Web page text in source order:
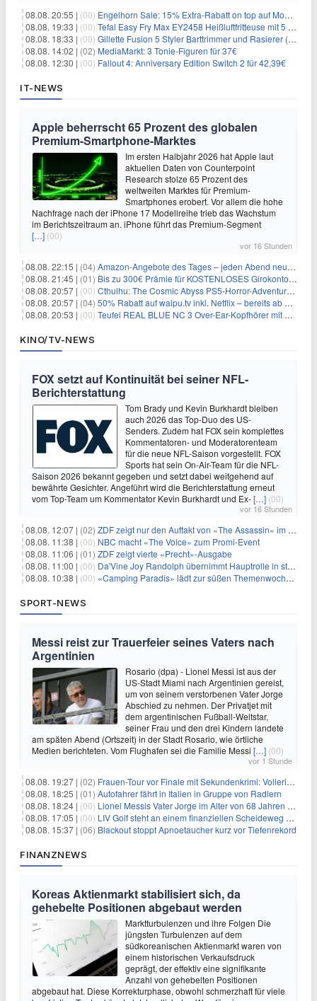
08.08. 20:55 | (00) Engelhorn Sale: 15% Extra-Rabatt on top auf Mode- und Sport-Artikel
08.08. 19:33 | (00) Tefal Easy Fry Max EY2458 Heißluftfritteuse mit 5 Litern für 64,99€
08.08. 18:33 | (00) Gillette Fusion 5 Styler Barttrimmer und Rasierer (All in One) für 16€
08.08. 14:02 | (02) MediaMarkt: 3 Tonie-Figuren für 37€
08.08. 12:30 | (00) Fallout 4: Anniversary Edition Switch 2 für 42,39€
IT-NEWS
Apple beherrscht 65 Prozent des globalen
Premium-Smartphone-Marktes
Im ersten Halbjahr 2026 hat Apple laut
aktuellen Daten von Counterpoint
Research stolze 65 Prozent des
weltweiten Marktes für Premium-
Smartphones erobert. Vor allem die hohe
Nachfrage nach der iPhone 17 Modellreihe trieb das Wachstum
im Berichtszeitraum an. iPhone führt das Premium-Segment
[…] (00)
vor 16 Stunden
08.08. 22:15 | (04) Amazon-Angebote des Tages – jeden Abend neue Deals zum Stöbern
08.08. 21:45 | (01) Bis zu 300€ Prämie für KOSTENLOSES Girokonto bei der Santander – 50€ schon nach 1 Woche!
08.08. 20:57 | (00) Cthulhu: The Cosmic Abyss PS5-Horror-Adventure für 27,99€
08.08. 20:57 | (04) 50% Rabatt auf waipu.tv inkl. Netflix – bereits ab 9€/Monat (statt 17,99€)
08.08. 20:53 | (00) Teufel REAL BLUE NC 3 Over-Ear-Kopfhörer mit ANC für 149,99€
KINO/TV-NEWS
FOX setzt auf Kontinuität bei seiner NFL-
Berichterstattung
Tom Brady und Kevin Burkhardt bleiben
auch 2026 das Top-Duo des US-
Senders. Zudem hat FOX sein komplettes
Kommentatoren- und Moderatorenteam
für die neue NFL-Saison vorgestellt. FOX
Sports hat sein On-Air-Team für die NFL-
Saison 2026 bekannt gegeben und setzt dabei weitgehend auf
bewährte Gesichter. Angeführt wird die Berichterstattung erneut
vom Top-Team um Kommentator Kevin Burkhardt und Ex-[…] (00)
vor 16 Stunden
08.08. 12:07 | (02) ZDF zeigt nur den Auftakt von «The Assassin» im Fernsehen
08.08. 11:38 | (00) NBC macht «The Voice» zum Promi-Event
08.08. 11:06 | (01) ZDF zeigt vierte «Precht»-Ausgabe
08.08. 11:00 | (00) Da'Vine Joy Randolph übernimmt Hauptrolle in starbesetzter schwarzer Komödie
08.08. 10:38 | (00) «Camping Paradis» lädt zur süßen Themenwoche ein
SPORT-NEWS
Messi reist zur Trauerfeier seines Vaters nach
Argentinien
Rosario (dpa) - Lionel Messi ist aus der
US-Stadt Miami nach Argentinien gereist,
um von seinem verstorbenen Vater Jorge
Abschied zu nehmen. Der Privatjet mit
dem argentinischen Fußball-Weltstar,
seiner Frau und den drei Kindern landete
am späten Abend (Ortszeit) in der Stadt Rosario, wie örtliche
Medien berichteten. Vom Flughafen sei die Familie Messi […] (00)
vor 1 Stunde
08.08. 19:27 | (02) Frauen-Tour vor Finale mit Sekundenkrimi: Vollering in Gelb
08.08. 18:25 | (01) Autofahrer fährt in Italien in Gruppe von Radlern
08.08. 18:24 | (00) Lionel Messis Vater Jorge im Alter von 68 Jahren gestorben
08.08. 17:05 | (00) LIV Golf steht an einem finanziellen Scheideweg auf der Suche nach neuen Investitionen
08.08. 15:37 | (06) Blackout stoppt Apnoetaucher kurz vor Tiefenrekord
FINANZNEWS
Koreas Aktienmarkt stabilisiert sich, da
gehebelte Positionen abgebaut werden
Marktturbulenzen und ihre Folgen Die
jüngsten Turbulenzen auf dem
südkoreanischen Aktienmarkt waren von
einem historischen Verkaufsdruck
geprägt, der effektiv eine signifikante
Anzahl von gehebelten Positionen
abgebaut hat. Diese Korrekturphase, obwohl schmerzhaft für viele